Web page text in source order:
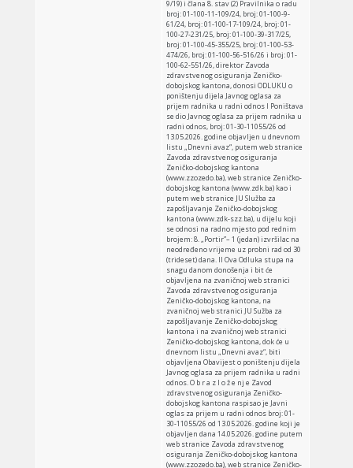
9/19) i člana 8. stav (2) Pravilnika o radu
broj: 01-100-11-109/24, broj: 01-100-9-
61/24, broj: 01-100-17-109/24, broj: 01-
100-27-231/25, broj: 01-100-39-317/25,
broj: 01-100-45-355/25, broj: 01-100-53-
474/26, broj: 01-100-56-516/26 i broj: 01-
100-62-551/26, direktor Zavoda
zdravstvenog osiguranja Zeničko-
dobojskog kantona, donosi ODLUKU o
poništenju dijela Javnog oglasa za
prijem radnika u radni odnos I Poništava
se dio Javnog oglasa za prijem radnika u
radni odnos, broj: 01-30-11055/26 od
13.05.2026. godine objavljen u dnevnom
listu „Dnevni avaz“, putem web stranice
Zavoda zdravstvenog osiguranja
Zeničko-dobojskog kantona
(www.zzozedo.ba), web stranice Zeničko-
dobojskog kantona (www.zdk.ba) kao i
putem web stranice JU Služba za
zapošljavanje Zeničko-dobojskog
kantona (www.zdk-szz.ba), u dijelu koji
se odnosi na radno mjesto pod rednim
brojem: 8. „Portir”– 1 (jedan) izvršilac na
neodređeno vrijeme uz probni rad od 30
(trideset) dana. II Ova Odluka stupa na
snagu danom donošenja i bit će
objavljena na zvaničnoj web stranici
Zavoda zdravstvenog osiguranja
Zeničko-dobojskog kantona, na
zvaničnoj web stranici JU Sužba za
zapošljavanje Zeničko-dobojskog
kantona i na zvaničnoj web stranici
Zeničko-dobojskog kantona, dok će u
dnevnom listu „Dnevni avaz“, biti
objavljena Obavijest o poništenju dijela
Javnog oglasa za prijem radnika u radni
odnos. O b r a z l o ž e nj e Zavod
zdravstvenog osiguranja Zeničko-
dobojskog kantona raspisao je Javni
oglas za prijem u radni odnos broj: 01-
30-11055/26 od 13.05.2026. godine koji je
objavljen dana 14.05.2026. godine putem
web stranice Zavoda zdravstvenog
osiguranja Zeničko-dobojskog kantona
(www.zzozedo.ba), web stranice Zeničko-